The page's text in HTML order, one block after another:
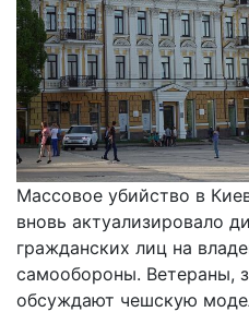
Массовое убийство в
вновь актуализировало
гражданских лиц на
самообороны. Ветераны,
обсуждают чешскую